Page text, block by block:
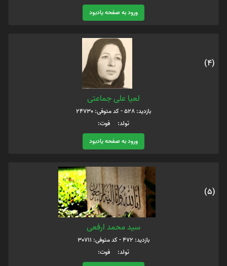
ورود به صفحه یادبود
(4)
لعیا علی جماعتی
بازدید: 528 - کد متوفی: 24730
تولد: فوت:
ورود به صفحه یادبود
(5)
سید محمد ارفعی
بازدید: 472 - کد متوفی: 30711
تولد: فوت: